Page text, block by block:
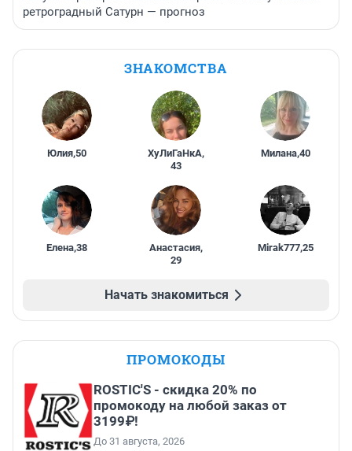
ретроградный Сатурн — прогноз
ЗНАКОМСТВА
Юлия,50 ХуЛиГаНкА,
43
Милана,40
Елена,38 Анастасия,
29
Mirak777,25
Начать знакомиться
ПРОМОКОДЫ
ROSTIC'S - скидка 20% по
промокоду на любой заказ от
3199₽!
До 31 августа, 2026